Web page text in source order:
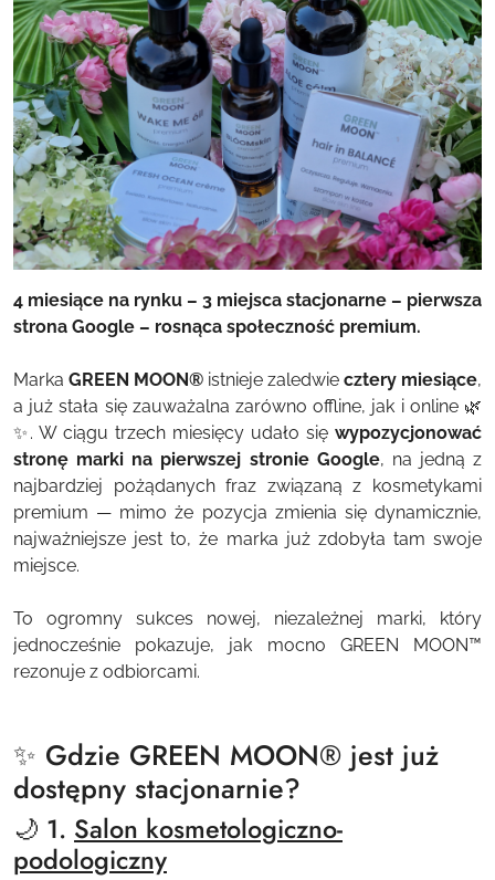
4 miesiące na rynku – 3 miejsca stacjonarne – pierwsza
strona Google – rosnąca społeczność premium.
Marka GREEN MOON® istnieje zaledwie cztery miesiące,
a już stała się zauważalna zarówno offline, jak i online 🌿
✨. W ciągu trzech miesięcy udało się wypozycjonować
stronę marki na pierwszej stronie Google, na jedną z
najbardziej pożądanych fraz związaną z kosmetykami
premium — mimo że pozycja zmienia się dynamicznie,
najważniejsze jest to, że marka już zdobyła tam swoje
miejsce.
To ogromny sukces nowej, niezależnej marki, który
jednocześnie pokazuje, jak mocno GREEN MOON™
rezonuje z odbiorcami.
✨ Gdzie GREEN MOON® jest już
dostępny stacjonarnie?
🌙 1. Salon kosmetologiczno-
podologiczny